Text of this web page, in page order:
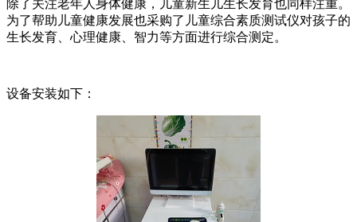
除了关注老年人身体健康，儿童新生儿生长发育也同样注重。
为了帮助儿童健康发展也采购了儿童综合素质测试仪对孩子的
生长发育、心理健康、智力等方面进行综合测定。
设备安装如下：